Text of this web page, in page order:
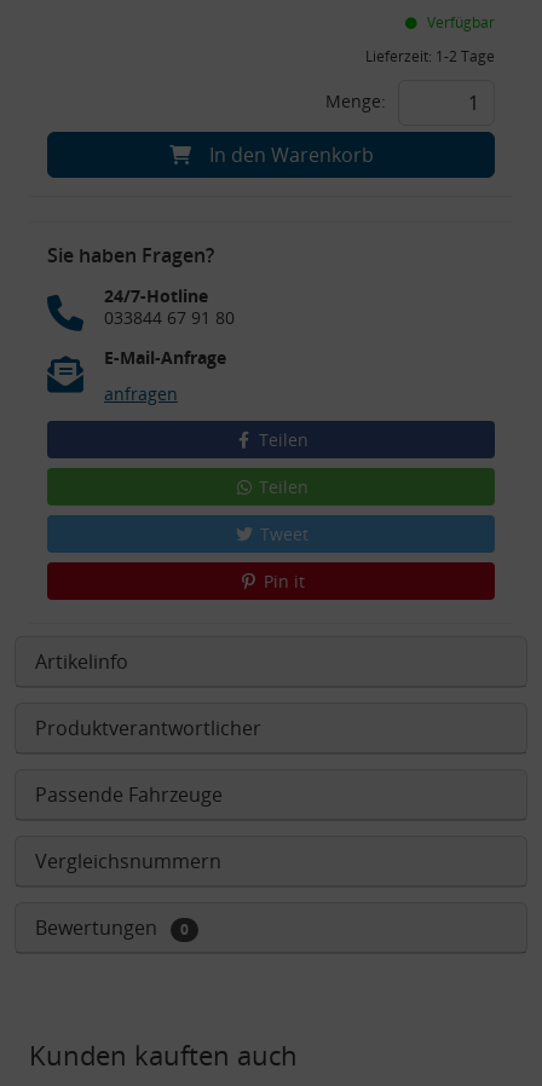
Verfügbar
Lieferzeit: 1-2 Tage
Menge:
In den Warenkorb
Sie haben Fragen?
24/7-Hotline
033844 67 91 80
E-Mail-Anfrage
anfragen
Teilen
Teilen
Tweet
Pin it
Artikelinfo
Produktverantwortlicher
Passende Fahrzeuge
Vergleichsnummern
Bewertungen 0
Kunden kauften auch